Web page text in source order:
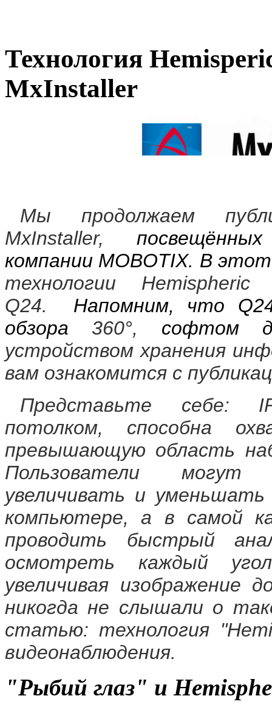
Технология
MxInstaller
Мы продолжаем
MxInstaller,
компании MOBOTIX. В этот
технологии
Q24. Напомним, что Q
обзора 360°, софтом
устройством хранения
вам ознакомится с
Представьте себе:
потолком, способна
превышающую область
Пользователи могут
увеличивать и уменьшать
компьютере, а в самой
проводить быстрый
осмотреть каждый
увеличивая изображение
никогда не слышали о
статью: технология
видеонаблюдения.
"Рыбий глаз" и